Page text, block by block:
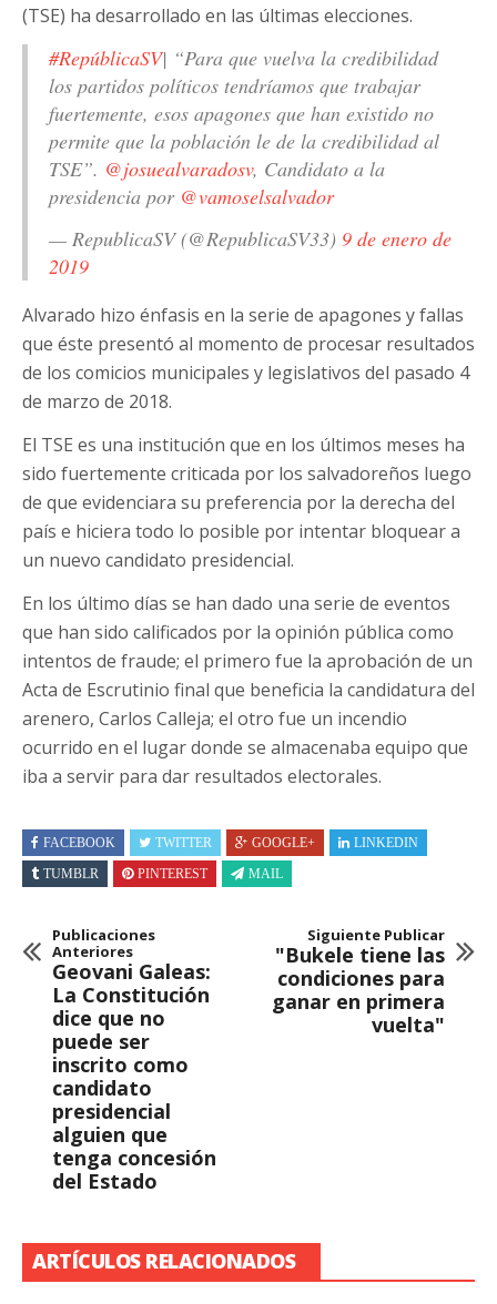
(TSE) ha desarrollado en las últimas elecciones.
#RepúblicaSV| “Para que vuelva la credibilidad
los partidos políticos tendríamos que trabajar
fuertemente, esos apagones que han existido no
permite que la población le de la credibilidad al
TSE”. @josuealvaradosv, Candidato a la
presidencia por @vamoselsalvador
— RepublicaSV (@RepublicaSV33) 9 de enero de
2019
Alvarado hizo énfasis en la serie de apagones y fallas
que éste presentó al momento de procesar resultados
de los comicios municipales y legislativos del pasado 4
de marzo de 2018.
El TSE es una institución que en los últimos meses ha
sido fuertemente criticada por los salvadoreños luego
de que evidenciara su preferencia por la derecha del
país e hiciera todo lo posible por intentar bloquear a
un nuevo candidato presidencial.
En los último días se han dado una serie de eventos
que han sido calificados por la opinión pública como
intentos de fraude; el primero fue la aprobación de un
Acta de Escrutinio final que beneficia la candidatura del
arenero, Carlos Calleja; el otro fue un incendio
ocurrido en el lugar donde se almacenaba equipo que
iba a servir para dar resultados electorales.
FACEBOOK TWITTER GOOGLE+
LINKEDIN
TUMBLR
PINTEREST MAIL
Publicaciones
Anteriores
Geovani Galeas:
La Constitución
dice que no
puede ser
inscrito como
candidato
presidencial
alguien que
tenga concesión
del Estado
Siguiente Publicar
"Bukele tiene las
condiciones para
ganar en primera
vuelta"
ARTÍCULOS RELACIONADOS